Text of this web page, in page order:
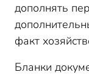
дополнять
факт
Бланки